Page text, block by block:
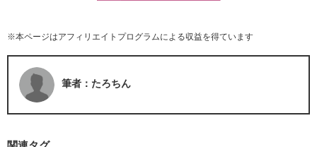
※本ページはアフィリエイトプログラムによる収益を得ています
筆者：たろちん